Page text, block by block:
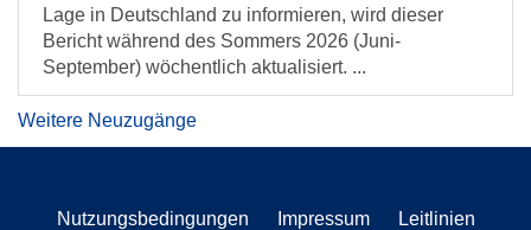
Lage in Deutschland zu informieren, wird dieser
Bericht während des Sommers 2026 (Juni-
September) wöchentlich aktualisiert. ...
Weitere Neuzugänge
Nutzungsbedingungen Impressum
Leitlinien